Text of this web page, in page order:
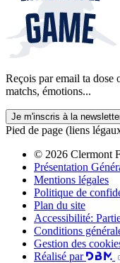
Reçois par email ta
matchs, émotions...
Je m'inscris à la
Pied de page (liens
© 2026 Clermont
Présentation
Mentions légales
Politique de
Plan du site
Accessibilité:
Conditions
Gestion des
Réalisé par